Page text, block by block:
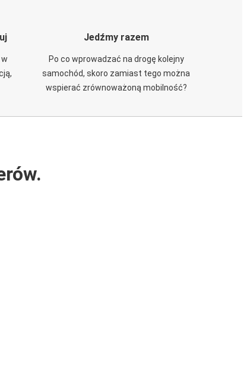
Jedźmy razem
Po co wprowadzać na drogę kolejny
samochód, skoro zamiast tego można
wspierać zrównoważoną mobilność?